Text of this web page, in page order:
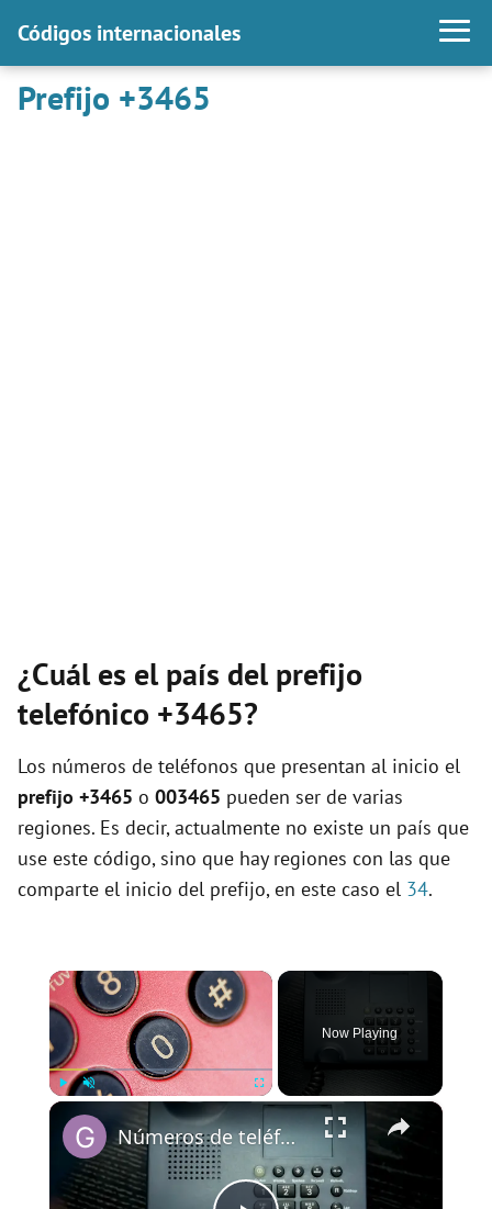
Códigos internacionales
Prefijo +3465
¿Cuál es el país del prefijo
telefónico +3465?
Los números de teléfonos que presentan al inicio el
prefijo +3465 o 003465 pueden ser de varias
regiones. Es decir, actualmente no existe un país que
use este código, sino que hay regiones con las que
comparte el inicio del prefijo, en este caso el 34.
×
Fullscreen
Now Playing
×
Números de teléfono de España